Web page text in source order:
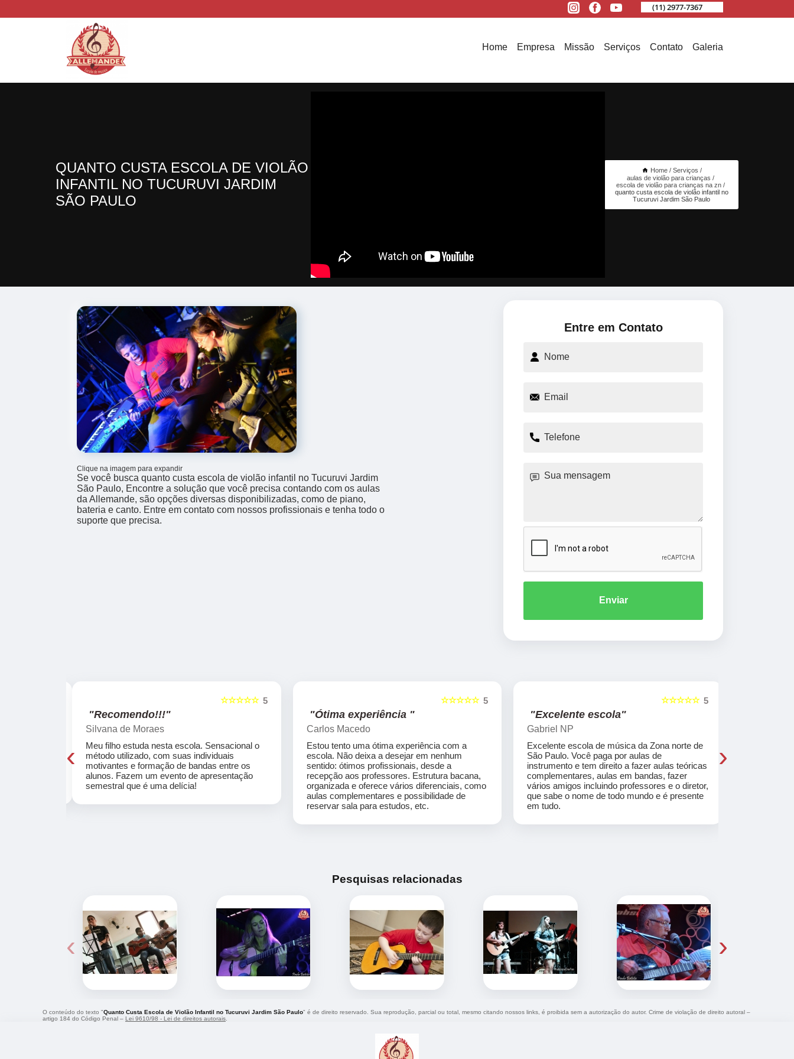
(11) 2977-7367
Home Empresa Missão Serviços Contato Galeria
QUANTO CUSTA ESCOLA DE VIOLÃO
INFANTIL NO TUCURUVI JARDIM
SÃO PAULO
Home
Serviços
aulas de violão para crianças
escola de violão para crianças na zn
quanto custa escola de violão infantil no
Tucuruvi Jardim São Paulo
Clique na imagem para expandir
Se você busca quanto custa escola de violão infantil no Tucuruvi Jardim
São Paulo, Encontre a solução que você precisa contando com os aulas
da Allemande, são opções diversas disponibilizadas, como de piano,
bateria e canto. Entre em contato com nossos profissionais e tenha todo o
suporte que precisa.
Entre em Contato
Enviar
5
☆☆☆☆☆
"Recomendo!!!"
Silvana de Moraes
Meu filho estuda nesta escola. Sensacional o
método utilizado, com suas individuais
motivantes e formação de bandas entre os
alunos. Fazem um evento de apresentação
semestral que é uma delícia!
5
☆☆☆☆☆
"Ótima experiência "
Carlos Macedo
Estou tento uma ótima experiência com a
escola. Não deixa a desejar em nenhum
sentido: ótimos profissionais, desde a
recepção aos professores. Estrutura bacana,
organizada e oferece vários diferenciais, como
aulas complementares e possibilidade de
reservar sala para estudos, etc.
5
☆☆☆☆☆
"Excelente escola"
Gabriel NP
Excelente escola de música da Zona norte de
São Paulo. Você paga por aulas de
instrumento e tem direito a fazer aulas teóricas
complementares, aulas em bandas, fazer
vários amigos incluindo professores e o diretor,
que sabe o nome de todo mundo e é presente
em tudo.
‹ ›
Pesquisas relacionadas
‹ ›
O conteúdo do texto "Quanto Custa Escola de Violão Infantil no Tucuruvi Jardim São Paulo" é de direito reservado. Sua reprodução, parcial ou total, mesmo citando nossos links, é proibida sem a autorização do autor. Crime de violação de direito autoral –
artigo 184 do Código Penal – Lei 9610/98 - Lei de direitos autorais